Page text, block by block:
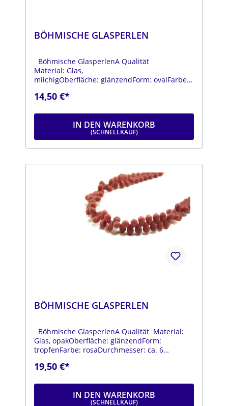
BÖHMISCHE GLASPERLEN
Böhmische GlasperlenA Qualität
Material: Glas,
milchigOberfläche: glänzendForm: ovalFarbe:
14,50 €*
IN DEN WARENKORB
BÖHMISCHE GLASPERLEN
Böhmische GlasperlenA Qualität Material:
Glas, opakOberfläche: glänzendForm:
tropfenFarbe: rosaDurchmesser: ca. 6
19,50 €*
IN DEN WARENKORB